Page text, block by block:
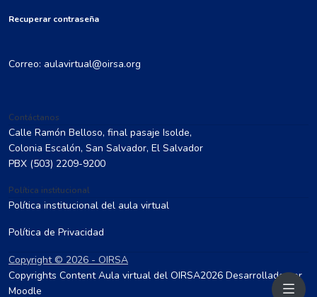
Recuperar contraseña
Correo: aulavirtual@oirsa.org
Contáctanos
Calle Ramón Belloso, final pasaje Isolde,
Colonia Escalón, San Salvador, El Salvador
PBX (503) 2209-9200
Política institucional
Política institucional del aula virtual
Política de Privacidad
Copyright © 2026 - OIRSA
Copyrights Content Aula virtual del OIRSA2026 Desarrollado por
Moodle